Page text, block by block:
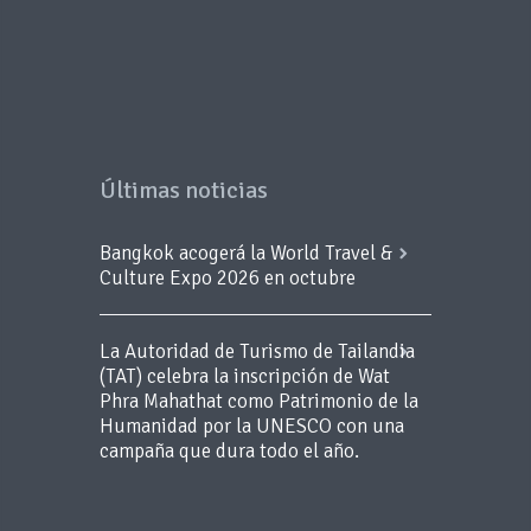
Últimas noticias
Bangkok acogerá la World Travel &
Culture Expo 2026 en octubre
La Autoridad de Turismo de Tailandia
(TAT) celebra la inscripción de Wat
Phra Mahathat como Patrimonio de la
Humanidad por la UNESCO con una
campaña que dura todo el año.